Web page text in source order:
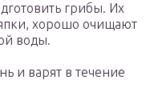
грибы. Их
хорошо очищают
воды.
и варят в течение